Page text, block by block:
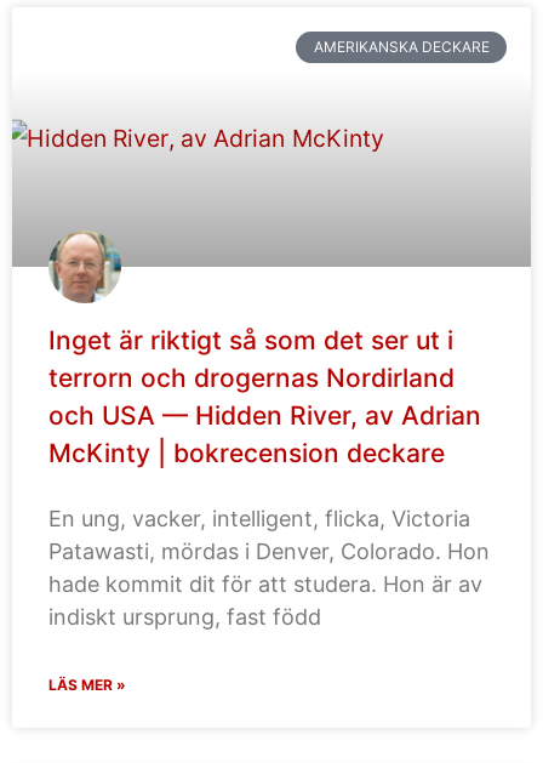
AMERIKANSKA DECKARE
Inget är riktigt så som det ser ut i
terrorn och drogernas Nordirland
och USA — Hidden River, av Adrian
McKinty | bokrecension deckare
En ung, vacker, intelligent, flicka, Victoria
Patawasti, mördas i Denver, Colorado. Hon
hade kommit dit för att studera. Hon är av
indiskt ursprung, fast född
LÄS MER »